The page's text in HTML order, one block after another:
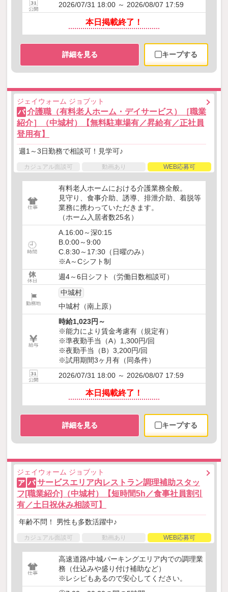
2026/07/31 18:00 ～ 2026/08/07 17:59
本日掲載終了！
詳細を見る キープする
ジェイウォーム ジョブット
パ 介護職（有料老人ホーム・デイサービス）［職業
紹介］（中城村）【無料駐車場有／昇給有／正社員
登用有】
週1～3日勤務で相談可！見学可♪
カジュアル面談可 動画あり WEB応募可
有料老人ホームにおける介護業務全般。
見守り、食事介助、誘導、排泄介助、着脱等
業務に携わっていただきます。
（ホーム入居者数25名）
A.16:00～深0:15
B.0:00～9:00
C.8:30～17:30（日曜のみ）
※A～Cシフト制
週4～6日シフト（労働日数相談可）
中城村
中城村（南上原）
時給1,023円～
※能力により賃金考慮有（規定有）
※準夜勤手当（A）1,300円/回
※夜勤手当（B）3,200円/回
※試用期間3ヶ月有（同条件）
2026/07/31 18:00 ～ 2026/08/07 17:59
本日掲載終了！
詳細を見る キープする
ジェイウォーム ジョブット
ア パ サービスエリア内レストラン調理補助スタッ
フ[職業紹介]（中城村）【短時間5h／食事社員割引
有／土日祝休み相談可】
年齢不問！ 男性も多数活躍中♪
カジュアル面談可 動画あり WEB応募可
高速道路/中城パーキングエリア内での調理業
務（仕込みや盛り付け補助など）
※レシピもあるので安心してください。